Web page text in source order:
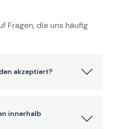
Fragen, die uns häufig
akzeptiert?
innerhalb